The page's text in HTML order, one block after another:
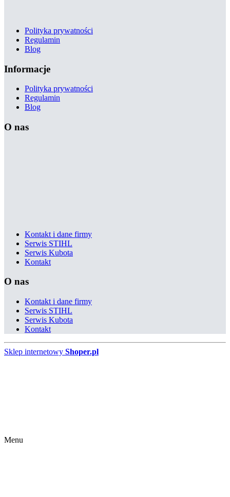
Polityka prywatności
Regulamin
Blog
Informacje
Polityka prywatności
Regulamin
Blog
O nas
Kontakt i dane firmy
Serwis STIHL
Serwis Kubota
Kontakt
O nas
Kontakt i dane firmy
Serwis STIHL
Serwis Kubota
Kontakt
Sklep internetowy Shoper.pl
Menu